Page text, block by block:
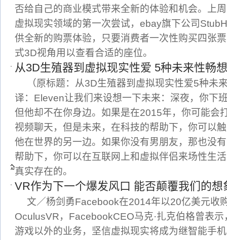
否给自己的商业模式带来全新的体验和机会。上
虚拟现实领域的第一次尝试，ebay旗下公司
供全新的购票体验，只要消费者一次性购买四张
式3D视角用以查看合适的座位。
从3D生殖器到虚拟现实性爱 5种未来性畅想
（原标题：从3D生殖器到虚拟现实性爱5种未
译：Eleven让我们来设想一下未来：深夜，你下
但他却不在你身边。如果是在2015年，你可能会
视频聊天，但是未来，在科技的帮助下，你可以
他在世界的另一边。如果你没有男朋友，那也没
帮助下，你可以在互联网上和虚拟伴侣来场性生
真实存在的。
VR作为下一个爆发风口 能否颠覆我们的想
文／杨剑勇Facebook在2014年以20亿美元收
OculusVR，FacebookCEO马克·扎克伯格曾表
游戏以外的业务，坚信虚拟现实将成为继智能手